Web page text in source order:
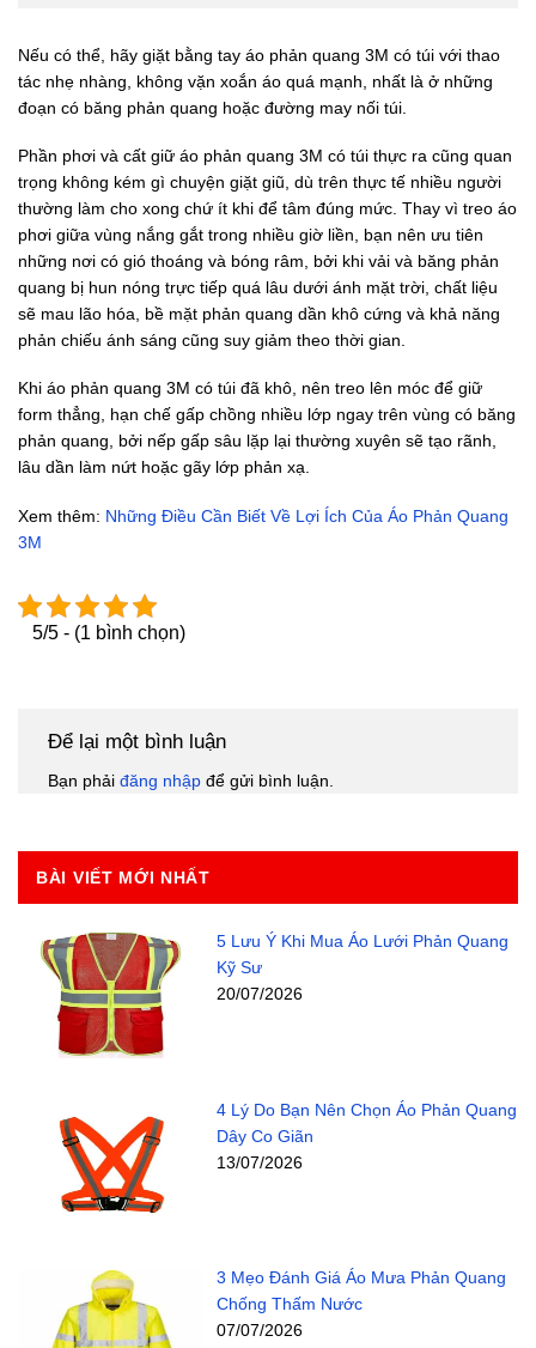
Nếu có thể, hãy giặt bằng tay áo phản quang 3M có túi với thao
tác nhẹ nhàng, không vặn xoắn áo quá mạnh, nhất là ở những
đoạn có băng phản quang hoặc đường may nối túi.
Phần phơi và cất giữ áo phản quang 3M có túi thực ra cũng quan
trọng không kém gì chuyện giặt giũ, dù trên thực tế nhiều người
thường làm cho xong chứ ít khi để tâm đúng mức. Thay vì treo áo
phơi giữa vùng nắng gắt trong nhiều giờ liền, bạn nên ưu tiên
những nơi có gió thoáng và bóng râm, bởi khi vải và băng phản
quang bị hun nóng trực tiếp quá lâu dưới ánh mặt trời, chất liệu
sẽ mau lão hóa, bề mặt phản quang dần khô cứng và khả năng
phản chiếu ánh sáng cũng suy giảm theo thời gian.
Khi áo phản quang 3M có túi đã khô, nên treo lên móc để giữ
form thẳng, hạn chế gấp chồng nhiều lớp ngay trên vùng có băng
phản quang, bởi nếp gấp sâu lặp lại thường xuyên sẽ tạo rãnh,
lâu dần làm nứt hoặc gãy lớp phản xạ.
Xem thêm: Những Điều Cần Biết Về Lợi Ích Của Áo Phản Quang
3M
5/5 - (1 bình chọn)
Để lại một bình luận
Bạn phải đăng nhập để gửi bình luận.
BÀI VIẾT MỚI NHẤT
5 Lưu Ý Khi Mua Áo Lưới Phản Quang
Kỹ Sư
20/07/2026
4 Lý Do Bạn Nên Chọn Áo Phản Quang
Dây Co Giãn
13/07/2026
3 Mẹo Đánh Giá Áo Mưa Phản Quang
Chống Thấm Nước
07/07/2026